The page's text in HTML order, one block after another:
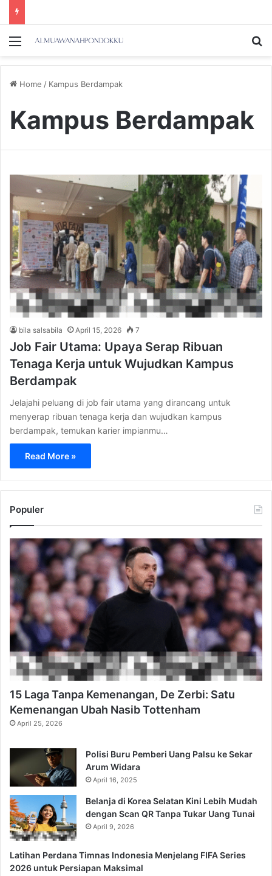
Menu
Home / Kampus Berdampak
Kampus Berdampak
bila salsabila April 15, 2026 7
Job Fair Utama: Upaya Serap Ribuan
Tenaga Kerja untuk Wujudkan Kampus
Berdampak
Jelajahi peluang di job fair utama yang dirancang untuk
menyerap ribuan tenaga kerja dan wujudkan kampus
berdampak, temukan karier impianmu…
Read More »
Populer
15 Laga Tanpa Kemenangan, De Zerbi: Satu
Kemenangan Ubah Nasib Tottenham
April 25, 2026
Polisi Buru Pemberi Uang Palsu ke Sekar
Arum Widara
April 16, 2025
Belanja di Korea Selatan Kini Lebih Mudah
dengan Scan QR Tanpa Tukar Uang Tunai
April 9, 2026
Latihan Perdana Timnas Indonesia Menjelang FIFA Series
2026 untuk Persiapan Maksimal